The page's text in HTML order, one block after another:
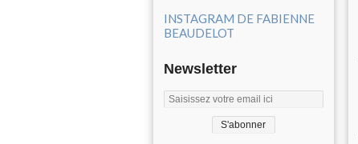
INSTAGRAM DE FABIENNE
BEAUDELOT
Newsletter